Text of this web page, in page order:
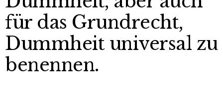
für das Grundrecht,
Dummheit universal zu
benennen.